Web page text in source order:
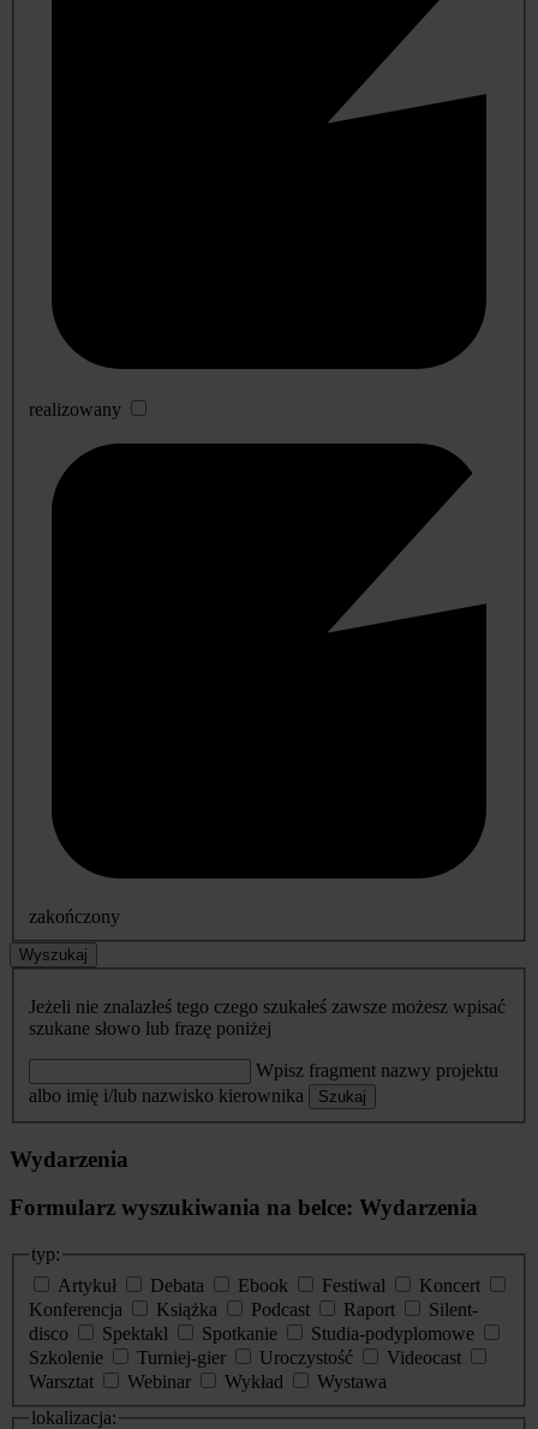
realizowany
zakończony
Wyszukaj
Jeżeli nie znalazłeś tego czego szukałeś zawsze możesz wpisać
szukane słowo lub frazę poniżej
Wpisz fragment nazwy projektu
albo imię i/lub nazwisko kierownika
Szukaj
Wydarzenia
Formularz wyszukiwania na belce: Wydarzenia
typ:
Artykuł
Debata Ebook Festiwal
Koncert
Konferencja
Książka Podcast Raport
Silent-
disco
Spektakl Spotkanie
Studia-podyplomowe
Szkolenie
Turniej-gier Uroczystość
Videocast
Warsztat
Webinar Wykład
Wystawa
lokalizacja: